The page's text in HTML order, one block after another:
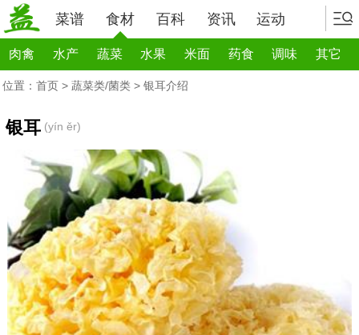
菜谱 食材 百科 资讯 运动
肉禽 水产 蔬菜 水果 米面 药食 调味 其它
位置： 首页 > 蔬菜类/菌类 > 银耳介绍
银耳 (yín ěr)